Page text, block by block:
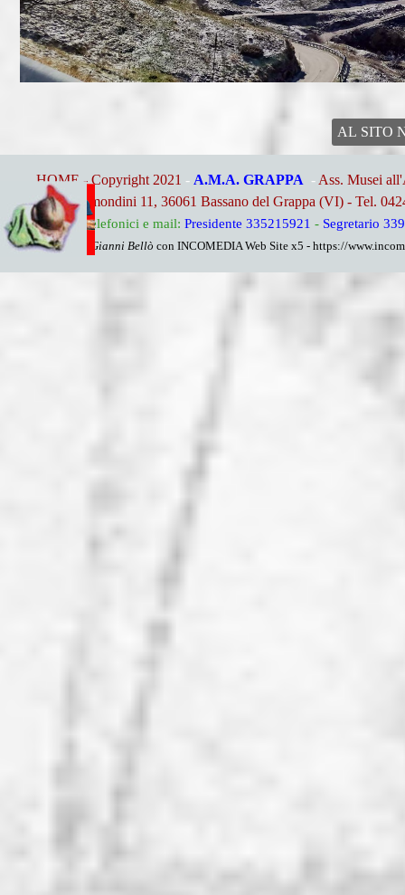
AL SITO
HOME - Copyright 2021 - A.M.A. GRAPPA - Ass. Musei
Via Remondini 11, 36061 Bassano del Grappa (VI) - Tel.
Riferimenti telefonici e mail: Presidente 335215921 - Segretario
By Gianni Bellò con INCOMEDIA Web Site x5 - https://